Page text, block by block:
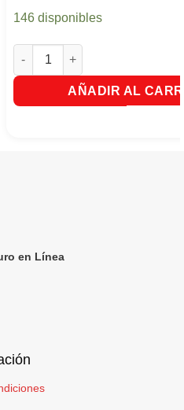
146 disponibles
Te Verde Hindu Flor de
AÑADIR AL
en Línea